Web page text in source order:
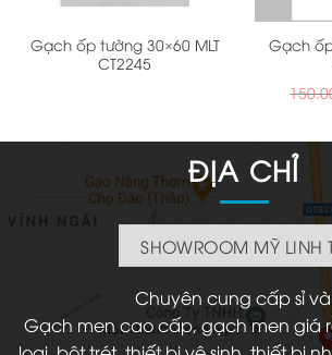
Gạch ốp tường 30×60 MLT
CT2245
Gạch
ĐỊA CHỈ
SHOWROOM MỸ LINH
Chuyên cung cấp sỉ và
Gạch men cao cấp, gạch men giá